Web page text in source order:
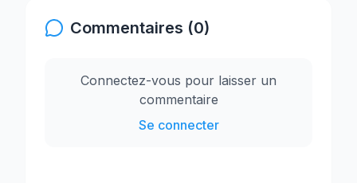
Commentaires (0)
Connectez-vous pour laisser un
commentaire
Se connecter